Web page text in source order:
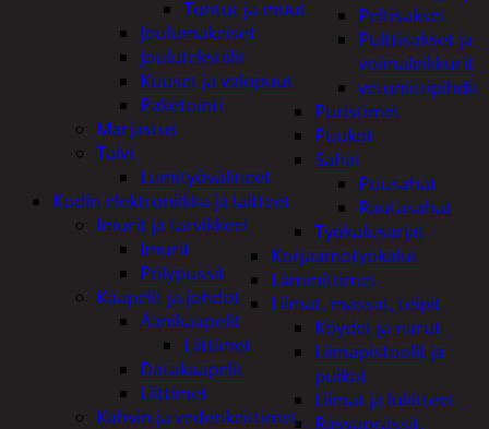
Peltisakset
Pulttisakset ja
voimaleikkurit
vetoniittipihdit
Puristimet
Puukot
Sahat
Puusahat
Rautasahat
Työkalusarjat
Korjaamotyökalut
Lämmittimet
Liimat, massat, teipit
Köydet ja narut
Liimapistoolit ja
puikot
Liimat ja lukitteet
Rasvaprässit,
Tontut ja muut
Joulumakeiset
Joulutekstiilit
Kuuset ja valopuut
Paketointi
Marjastus
Talvi
Lumityövälineet
Kodin elektroniikka ja laitteet
Imurit ja tarvikkeet
Imurit
Pölypussit
Kaapelit ja johdot
Äänikaapelit
Liittimet
Datakaapelit
Liittimet
Kahvin ja vedenkeittimet